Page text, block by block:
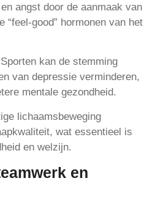
angst door de aanmaak van
“feel-good” hormonen van het
Sporten kan de stemming
van depressie verminderen,
mentale gezondheid.
lichaamsbeweging
wat essentieel is
en welzijn.
en